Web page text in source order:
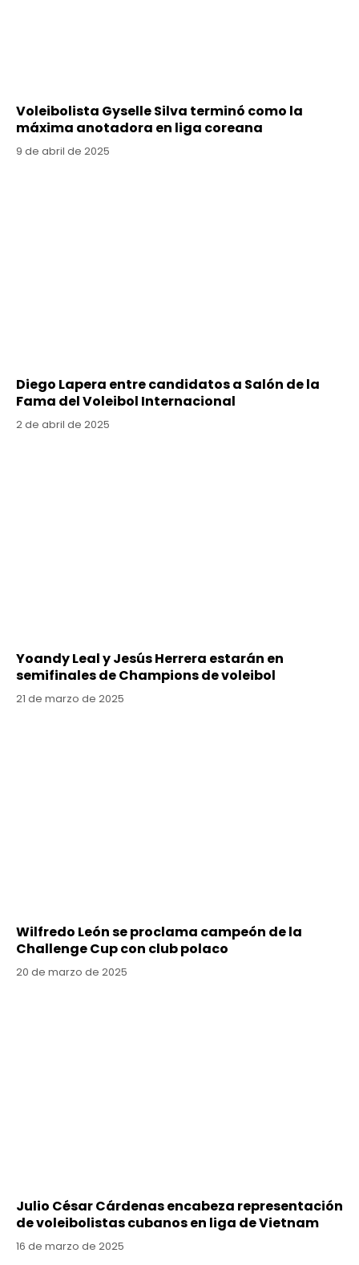
Voleibolista Gyselle Silva terminó como la
máxima anotadora en liga coreana
9 de abril de 2025
Diego Lapera entre candidatos a Salón de la
Fama del Voleibol Internacional
2 de abril de 2025
Yoandy Leal y Jesús Herrera estarán en
semifinales de Champions de voleibol
21 de marzo de 2025
Wilfredo León se proclama campeón de la
Challenge Cup con club polaco
20 de marzo de 2025
Julio César Cárdenas encabeza representación
de voleibolistas cubanos en liga de Vietnam
16 de marzo de 2025